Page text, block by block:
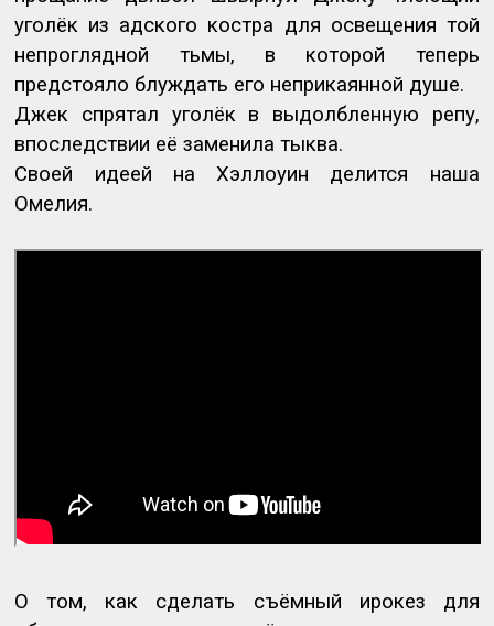
уголёк из адского костра для освещения той
непроглядной тьмы, в которой теперь
предстояло блуждать его неприкаянной душе.
Джек спрятал уголёк в выдолбленную репу,
впоследствии её заменила тыква.
Своей идеей на Хэллоуин делится наша
Омелия.
О том, как сделать съёмный ирокез для